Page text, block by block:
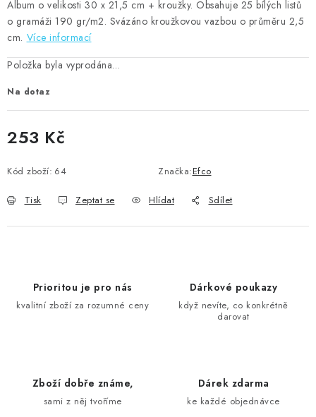
Album o velikosti 30 x 21,5 cm + kroužky. Obsahuje 25 bílých listů
o gramáži 190 gr/m2. Svázáno kroužkovou vazbou o průměru 2,5
cm. Více informací
Položka byla vyprodána…
Na dotaz
253 Kč
Kód zboží: 64 Značka:Efco
Tisk Zeptat se Hlídat Sdílet
Prioritou je pro nás
kvalitní zboží za rozumné ceny
Dárkové poukazy
když nevíte, co konkrétně
darovat
Zboží dobře známe,
sami z něj tvoříme
Dárek zdarma
ke každé objednávce